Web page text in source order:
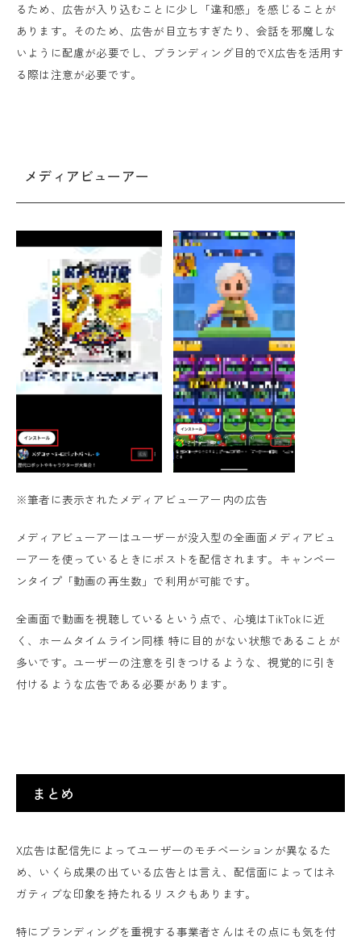
るため、広告が入り込むことに少し「違和感」を感じることが
あります。そのため、広告が目立ちすぎたり、会話を邪魔しな
いように配慮が必要でし、ブランディング目的でX広告を活用す
る際は注意が必要です。
メディアビューアー
※筆者に表示されたメディアビューアー内の広告
メディアビューアーはユーザーが没入型の全画面メディアビュ
ーアーを使っているときにポストを配信されます。キャンペー
ンタイプ「動画の再生数」で利用が可能です。
全画面で動画を視聴しているという点で、心境はTikTokに近
く、ホームタイムライン同様 特に目的がない状態であることが
多いです。ユーザーの注意を引きつけるような、視覚的に引き
付けるような広告である必要があります。
まとめ
X広告は配信先によってユーザーのモチベーションが異なるた
め、いくら成果の出ている広告とは言え、配信面によってはネ
ガティブな印象を持たれるリスクもあります。
特にブランディングを重視する事業者さんはその点にも気を付